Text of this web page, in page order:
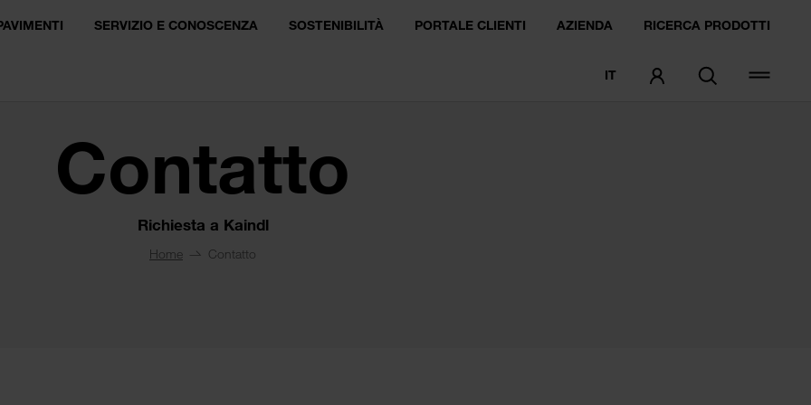
SERVIZIO E CONOSCENZA SOSTENIBILITÀ PORTALE CLIENTI AZIENDA RICERCA PRODOTTI
IT
Contatto
Richiesta a Kaindl
Home Contatto